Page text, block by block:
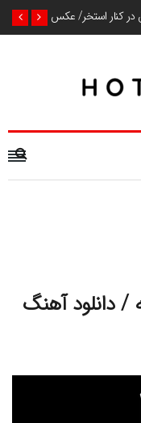
در کنار استخر/ عکس
دانلود آهنگ